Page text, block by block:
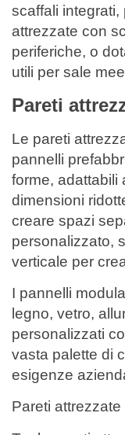
scaffali integrati,
attrezzate con
periferiche, o
utili per sale
Pareti
Le pareti
pannelli
forme, adattabili
dimensioni
creare spazi
personalizzato,
verticale per
I pannelli
legno, vetro,
personalizzati
vasta palette di
esigenze
Pareti attrezzate